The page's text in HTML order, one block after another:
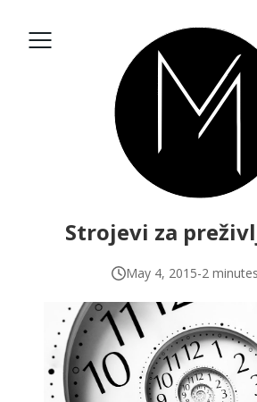
Strojevi za
May 4, 2015-2